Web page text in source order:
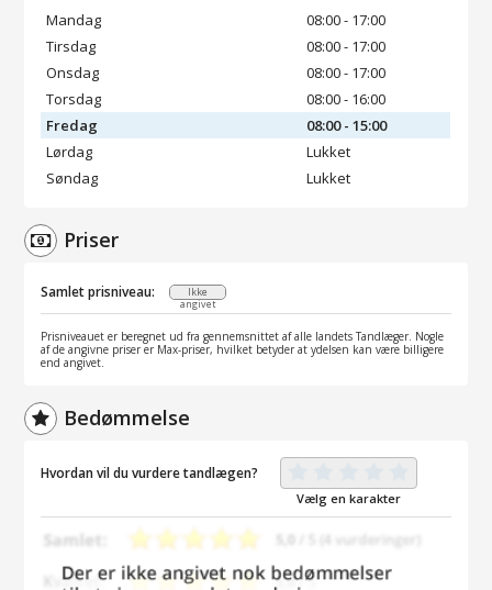
Mandag
08:00 - 17:00
Tirsdag
08:00 - 17:00
Onsdag
08:00 - 17:00
Torsdag
08:00 - 16:00
Fredag
08:00 - 15:00
Lørdag
Lukket
Søndag
Lukket
Priser
Samlet prisniveau:
Ikke
angivet
Prisniveauet er beregnet ud fra gennemsnittet af alle landets Tandlæger. Nogle
af de angivne priser er Max-priser, hvilket betyder at ydelsen kan være billigere
end angivet.
Bedømmelse
Hvordan vil du vurdere tandlægen?
Vælg en karakter